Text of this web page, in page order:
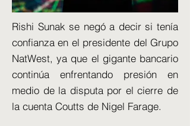
Rishi Sunak se negó a decir si tenía
confianza en el presidente del Grupo
NatWest, ya que el gigante bancario
continúa enfrentando presión en
medio de la disputa por el cierre de
la cuenta Coutts de Nigel Farage.